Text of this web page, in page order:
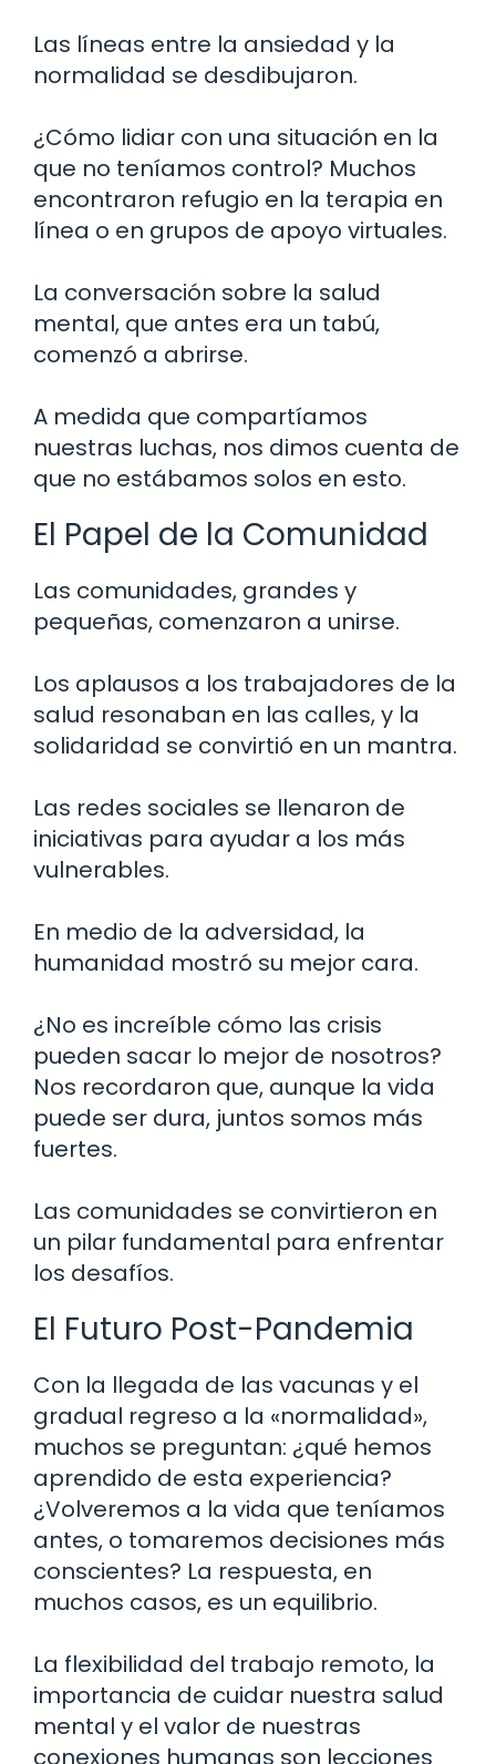
Las líneas entre la ansiedad y la
normalidad se desdibujaron.
¿Cómo lidiar con una situación en la
que no teníamos control? Muchos
encontraron refugio en la terapia en
línea o en grupos de apoyo virtuales.
La conversación sobre la salud
mental, que antes era un tabú,
comenzó a abrirse.
A medida que compartíamos
nuestras luchas, nos dimos cuenta de
que no estábamos solos en esto.
El Papel de la Comunidad
Las comunidades, grandes y
pequeñas, comenzaron a unirse.
Los aplausos a los trabajadores de la
salud resonaban en las calles, y la
solidaridad se convirtió en un mantra.
Las redes sociales se llenaron de
iniciativas para ayudar a los más
vulnerables.
En medio de la adversidad, la
humanidad mostró su mejor cara.
¿No es increíble cómo las crisis
pueden sacar lo mejor de nosotros?
Nos recordaron que, aunque la vida
puede ser dura, juntos somos más
fuertes.
Las comunidades se convirtieron en
un pilar fundamental para enfrentar
los desafíos.
El Futuro Post-Pandemia
Con la llegada de las vacunas y el
gradual regreso a la «normalidad»,
muchos se preguntan: ¿qué hemos
aprendido de esta experiencia?
¿Volveremos a la vida que teníamos
antes, o tomaremos decisiones más
conscientes? La respuesta, en
muchos casos, es un equilibrio.
La flexibilidad del trabajo remoto, la
importancia de cuidar nuestra salud
mental y el valor de nuestras
conexiones humanas son lecciones